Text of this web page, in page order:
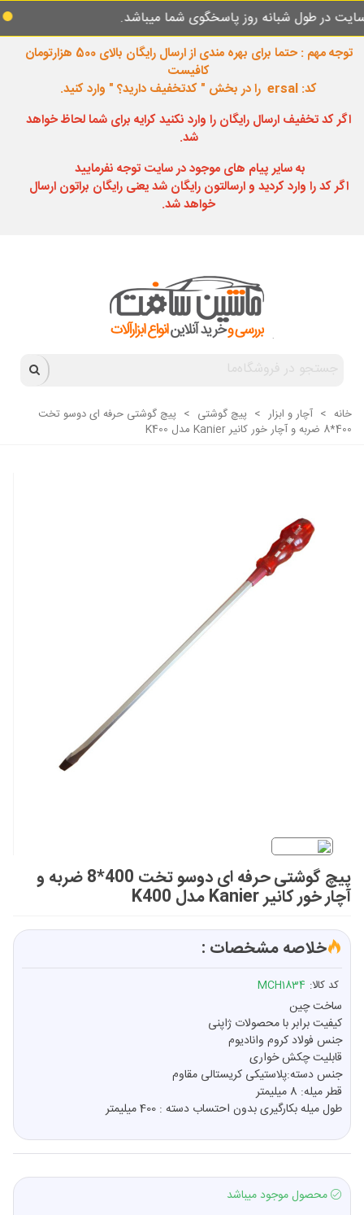
شبانه روز پاسخگوی شما میباشد.
توجه مهم : حتما برای بهره مندی از ارسال رایگان بالای 500 هزارتومان
کافیست
کد: ersal را در بخش " کدتخفیف دارید؟ " وارد کنید.
اگر کد تخفیف ارسال رایگان را وارد نکنید کرایه برای شما لحاظ خواهد
شد.
به سایر پیام های موجود در سایت توجه نفرمایید
اگر کد را وارد کردید و ارسالتون رایگان شد یعنی رایگان براتون ارسال
خواهد شد.
خانه > آچار و ابزار > پیچ گوشتی > پیچ گوشتی حرفه ای دوسو تخت
400*8 ضربه و آچار خور کانیر Kanier مدل K400
پیچ گوشتی حرفه ای دوسو تخت 400*8 ضربه و
آچار خور کانیر Kanier مدل K400
خلاصه مشخصات :
کد کالا: MCH1834
ساخت چین
کیفیت برابر با محصولات ژاپنی
جنس فولاد کروم وانادیوم
قابلیت چکش خواری
جنس دسته:پلاستیکی کریستالی مقاوم
قطر میله: 8 میلیمتر
طول میله بکارگیری بدون احتساب دسته : 400 میلیمتر
محصول موجود میباشد